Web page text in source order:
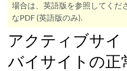
場合は、英語版を参照してくだ
なPDF (英語版のみ).
アクティブサイ
バイサイトの正